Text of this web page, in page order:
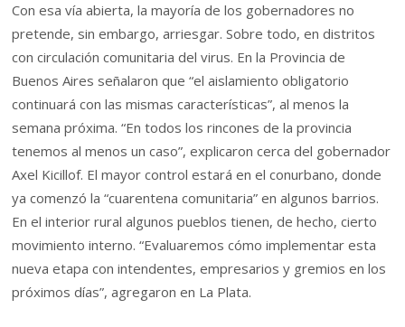
Con esa vía abierta, la mayoría de los gobernadores no
pretende, sin embargo, arriesgar. Sobre todo, en distritos
con circulación comunitaria del virus. En la Provincia de
Buenos Aires señalaron que “el aislamiento obligatorio
continuará con las mismas características”, al menos la
semana próxima. “En todos los rincones de la provincia
tenemos al menos un caso”, explicaron cerca del gobernador
Axel Kicillof. El mayor control estará en el conurbano, donde
ya comenzó la “cuarentena comunitaria” en algunos barrios.
En el interior rural algunos pueblos tienen, de hecho, cierto
movimiento interno. “Evaluaremos cómo implementar esta
nueva etapa con intendentes, empresarios y gremios en los
próximos días”, agregaron en La Plata.